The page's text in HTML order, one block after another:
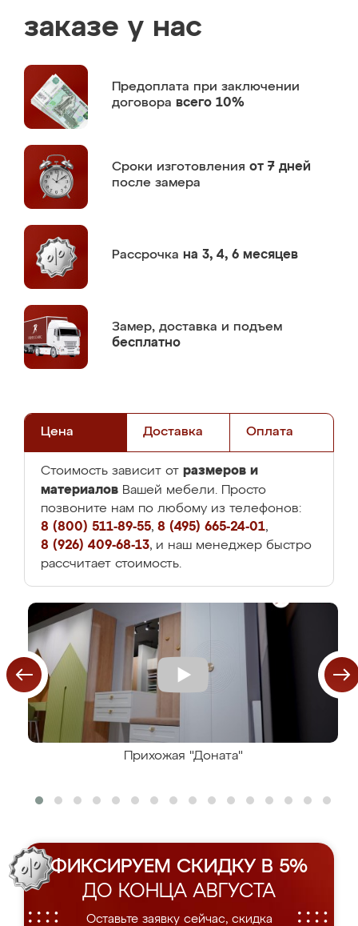
заказе у нас
Предоплата при заключении
договора всего 10%
Сроки изготовления от 7 дней
после замера
Рассрочка на 3, 4, 6 месяцев
Замер, доставка и подъем
бесплатно
Цена Доставка Оплата
Стоимость зависит от размеров и
материалов Вашей мебели. Просто
позвоните нам по любому из телефонов:
8 (800) 511-89-55, 8 (495) 665-24-01,
8 (926) 409-68-13, и наш менеджер быстро
рассчитает стоимость.
Прихожая "Доната"
ФИКСИРУЕМ СКИДКУ В 5%
ДО КОНЦА АВГУСТА
Оставьте заявку сейчас, скидка